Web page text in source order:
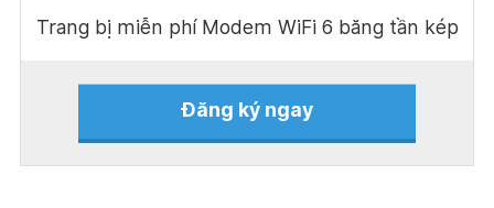
Trang bị miễn phí Modem WiFi 6 băng tần kép
Đăng ký ngay